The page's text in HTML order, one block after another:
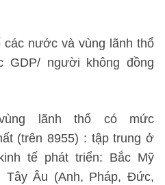
nước và vùng lãnh thổ
GDP/ người không đồng
lãnh thổ có mức
(trên 8955) : tập trung ở
tế phát triển: Bắc Mỹ
Tây Âu (Anh, Pháp, Đức,